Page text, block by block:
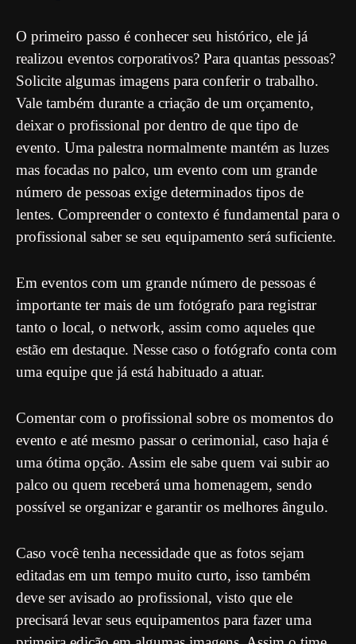
O primeiro passo é conhecer seu histórico, ele já
realizou eventos corporativos? Para quantas pessoas?
Solicite algumas imagens para conferir o trabalho.
Vale também durante a criação de um orçamento,
deixar o profissional por dentro de que tipo de
evento. Uma palestra normalmente mantém as luzes
mas focadas no palco, um evento com um grande
número de pessoas exige determinados tipos de
lentes. Compreender o contexto é fundamental para o
profissional saber se seu equipamento será suficiente.
Em eventos com um grande número de pessoas é
importante ter mais de um fotógrafo para registrar
tanto o local, o network, assim como aqueles que
estão em destaque. Nesse caso o fotógrafo conta com
uma equipe que já está habituado a atuar.
Comentar com o profissional sobre os momentos do
evento e até mesmo passar o cerimonial, caso haja é
uma ótima opção. Assim ele sabe quem vai subir ao
palco ou quem receberá uma homenagem, sendo
possível se organizar e garantir os melhores ângulo.
Caso você tenha necessidade que as fotos sejam
editadas em um tempo muito curto, isso também
deve ser avisado ao profissional, visto que ele
precisará levar seus equipamentos para fazer uma